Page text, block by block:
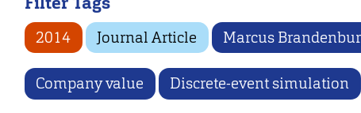
2014 Journal Article Marcus
Company value Discrete-event simulation